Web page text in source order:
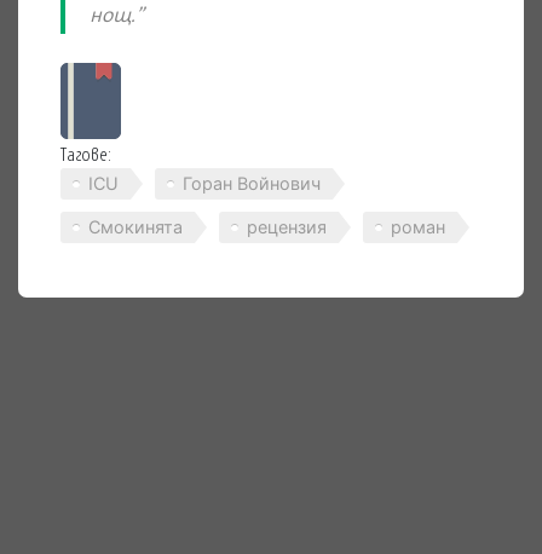
нощ.”
Тагове:
ICU Горан Войнович
Смокинята рецензия роман